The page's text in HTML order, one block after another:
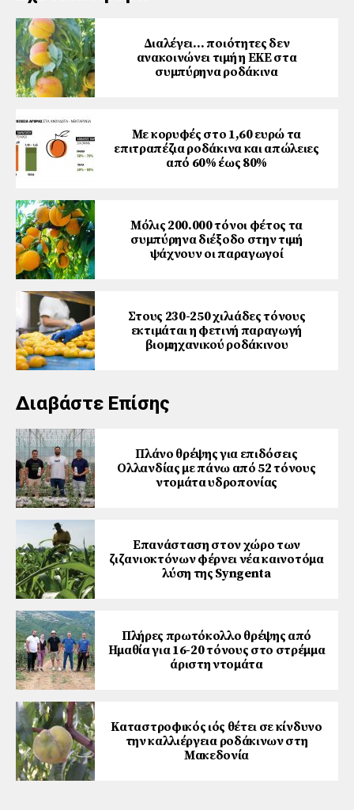
Διαλέγει… ποιότητες δεν
ανακοινώνει τιμή η ΕΚΕ στα
συμπύρηνα ροδάκινα
Με κορυφές στο 1,60 ευρώ τα
επιτραπέζια ροδάκινα και απώλειες
από 60% έως 80%
Μόλις 200.000 τόνοι φέτος τα
συμπύρηνα διέξοδο στην τιμή
ψάχνουν οι παραγωγοί
Στους 230-250 χιλιάδες τόνους
εκτιμάται η φετινή παραγωγή
βιομηχανικού ροδάκινου
Διαβάστε Επίσης
Πλάνο θρέψης για επιδόσεις
Ολλανδίας με πάνω από 52 τόνους
ντομάτα υδροπονίας
Επανάσταση στον χώρο των
ζιζανιοκτόνων φέρνει νέα καινοτόμα
λύση της Syngenta
Πλήρες πρωτόκολλο θρέψης από
Ημαθία για 16-20 τόνους στο στρέμμα
άριστη ντομάτα
Καταστροφικός ιός θέτει σε κίνδυνο
την καλλιέργεια ροδάκινων στη
Μακεδονία